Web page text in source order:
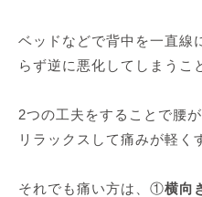
ベッドなどで背中を一直線
らず逆に悪化してしまうこ
2つの工夫をすることで腰
リラックスして痛みが軽く
それでも痛い方は、①横向